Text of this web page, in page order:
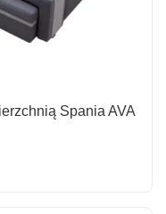
Spania AVA